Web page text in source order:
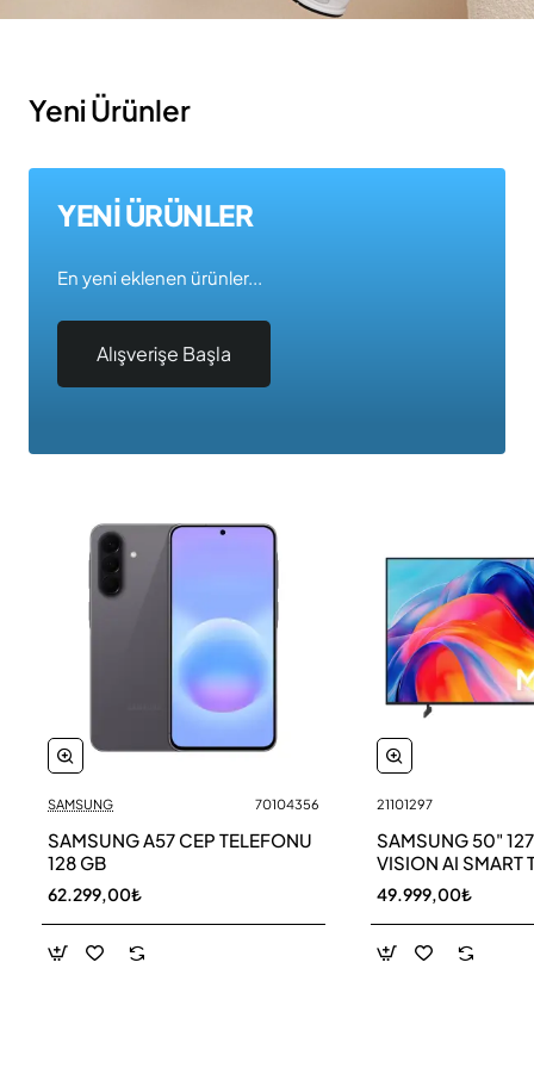
Yeni Ürünler
YENİ ÜRÜNLER
En yeni eklenen ürünler...
Alışverişe Başla
Yeni
SAMSUNG 70104356
SAMSUNG A57 CEP TELEFONU
128 GB
62.299,00₺
21101297
SAMSUNG 50"
VISION AI SMART
UE50M70HAU
49.999,00₺